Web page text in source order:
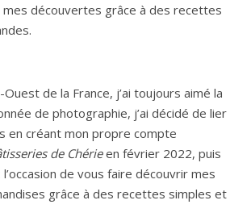
découvertes grâce à des recettes
de la France, j’ai toujours aimé la
de photographie, j’ai décidé de lier
en créant mon propre compte
de Chérieen février 2022, puis
de vous faire découvrir mes
grâce à des recettes simples et